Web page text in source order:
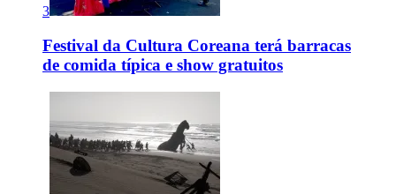
3
Festival da Cultura Coreana terá barracas
de comida típica e show gratuitos